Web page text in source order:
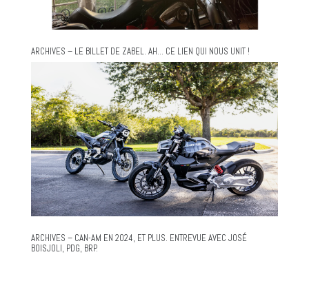
ARCHIVES – LE BILLET DE ZABEL. AH… CE LIEN QUI NOUS UNIT !
ARCHIVES – CAN-AM EN 2024, ET PLUS. ENTREVUE AVEC JOSÉ
BOISJOLI, PDG, BRP.